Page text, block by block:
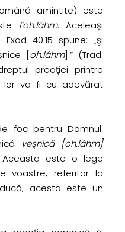
amintite) este
l’oh.láhm. Aceleași
40:15 spune: „şi
[oh.láhm].” (Trad.
preoţiei printre
lor va fi cu adevărat
foc pentru Domnul.
veşnică [oh.láhm]
este o lege
voastre, referitor la
acesta este un